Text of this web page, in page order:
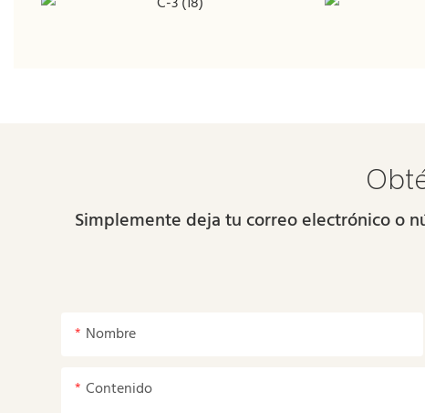
Simplemente deja tu correo electrónico o
Nombre
Contenido